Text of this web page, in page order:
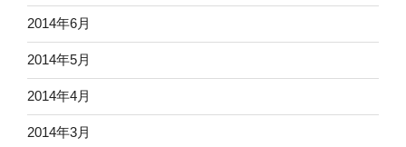
2014年6月
2014年5月
2014年4月
2014年3月